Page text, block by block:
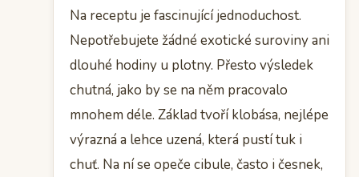
Na receptu je fascinující jednoduchost.
Nepotřebujete žádné exotické suroviny ani
dlouhé hodiny u plotny. Přesto výsledek
chutná, jako by se na něm pracovalo
mnohem déle. Základ tvoří klobása, nejlépe
výrazná a lehce uzená, která pustí tuk i
chuť. Na ní se opeče cibule, často i česnek,